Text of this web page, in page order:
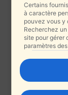
Certains
à caractère
pouvez vous y
Recherchez
site pour gérer
paramètres